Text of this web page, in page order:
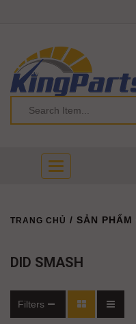
Toggle
navigation
TRANG CHỦ / SẢN PHẨM
DID SMASH
Filters